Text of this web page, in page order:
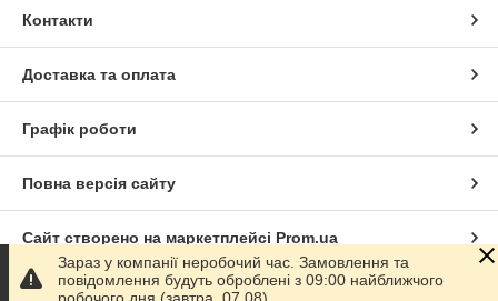
Контакти
Доставка та оплата
Графік роботи
Повна версія сайту
Сайт створено на маркетплейсі Prom.ua
Політика конфіденційності
Зараз у компанії неробочий час. Замовлення та
повідомлення будуть оброблені з 09:00 найближчого